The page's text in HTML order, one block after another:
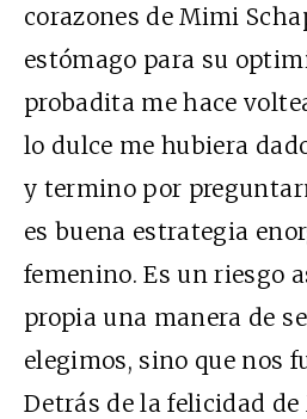
corazones de Mimi
estómago para su
probadita me hace
lo dulce me hubiera
y termino por
es buena estrategia
femenino. Es un riesgo
propia una manera de
elegimos, sino que nos
Detrás de la felicidad